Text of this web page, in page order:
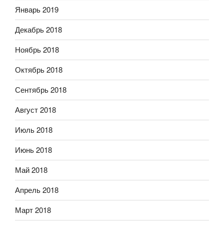
Январь 2019
Декабрь 2018
Ноябрь 2018
Октябрь 2018
Сентябрь 2018
Август 2018
Июль 2018
Июнь 2018
Май 2018
Апрель 2018
Март 2018